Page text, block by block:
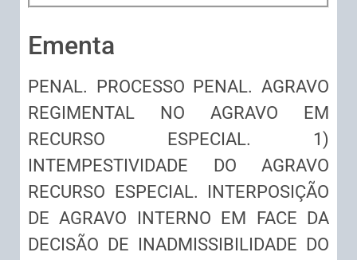
Ementa
PENAL. PROCESSO PENAL. AGRAVO
REGIMENTAL NO AGRAVO EM
RECURSO ESPECIAL. 1)
INTEMPESTIVIDADE DO AGRAVO
RECURSO ESPECIAL. INTERPOSIÇÃO
DE AGRAVO INTERNO EM FACE DA
DECISÃO DE INADMISSIBILIDADE DO